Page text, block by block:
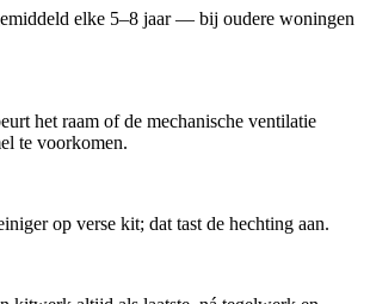
elke 5–8 jaar — bij oudere woningen
het raam of de mechanische ventilatie
te voorkomen.
op verse kit; dat tast de hechting aan.